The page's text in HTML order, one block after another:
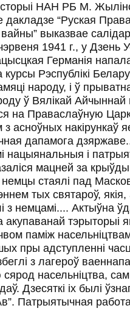
НАН РБ М.
дакладзе “Руская
выказвае
1941 г., у Дзень
Германія
Рэспублікі
народу, і ў
ў Вялікай Айчыннай
на Праваслаўную
накірункаў
дапамога
нацыянальныя і
мацней за
немцы стаялі пад
тых святароў,
з немцамі.... Актыўна
акупаванай тэрыторыі
паміж
пры адступленні
з лагероў
насельніцтва,
Дзесяткі іх былі
Патрыятычная